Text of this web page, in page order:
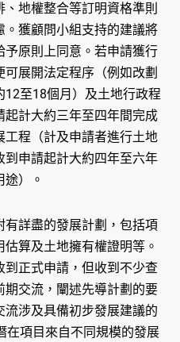
地權整合等訂明資格準則
獲顧問小組支持的建議將
原則上同意。若申請獲行
展開法定程序（例如改劃
至18個月）及土地行政程
計大約三年至四年間完成
程（計及申請者進行土地
申請起計大約四年至六年
）。
詳盡的發展計劃，包括項
算及土地擁有權證明等。
正式申請，但收到不少查
交流，闡述先導計劃的要
涉及具備初步發展建議的
在項目來自不同規模的發展